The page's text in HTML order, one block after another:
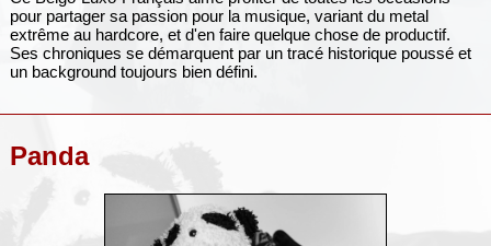
pour partager sa passion pour la musique, variant du metal
extrême au hardcore, et d'en faire quelque chose de productif.
Ses chroniques se démarquent par un tracé historique poussé et
un background toujours bien défini.
Panda